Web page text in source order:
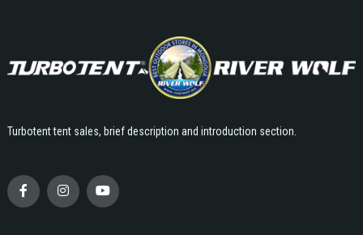
Turbotent tent sales, brief description and introduction section.